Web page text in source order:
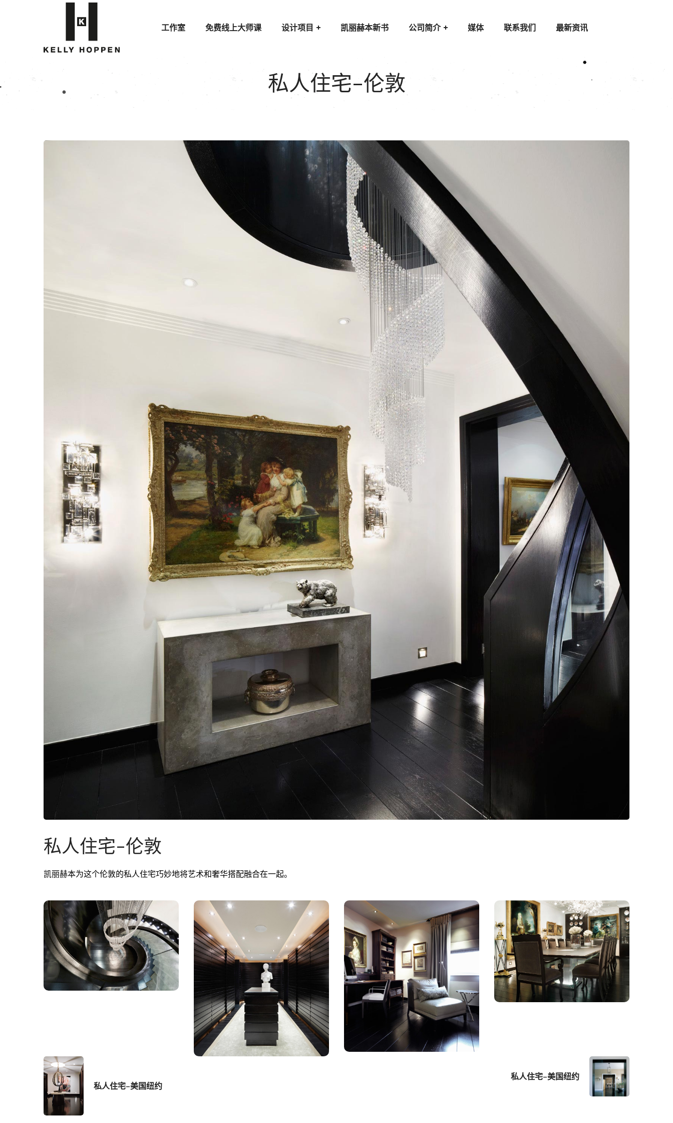
工作室 免费线上大师课 设计项目 凯丽赫本新书 公司简介 媒体 联系我们 最新资讯
私人住宅–伦敦
私人住宅–伦敦
凯丽赫本为这个伦敦的私人住宅巧妙地将艺术和奢华搭配融合在一起。
私人住宅–美国纽约
私人住宅–美国纽约